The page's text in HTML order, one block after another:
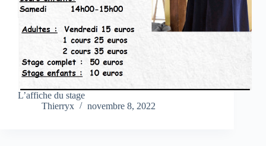
L’affiche du stage
Thierryx
novembre 8, 2022